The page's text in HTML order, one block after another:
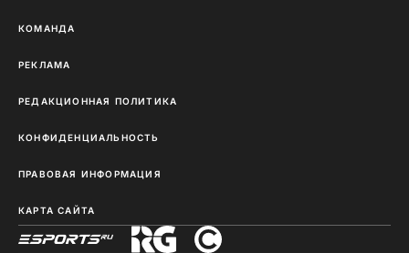
КОМАНДА
РЕКЛАМА
РЕДАКЦИОННАЯ ПОЛИТИКА
КОНФИДЕНЦИАЛЬНОСТЬ
ПРАВОВАЯ ИНФОРМАЦИЯ
КАРТА САЙТА